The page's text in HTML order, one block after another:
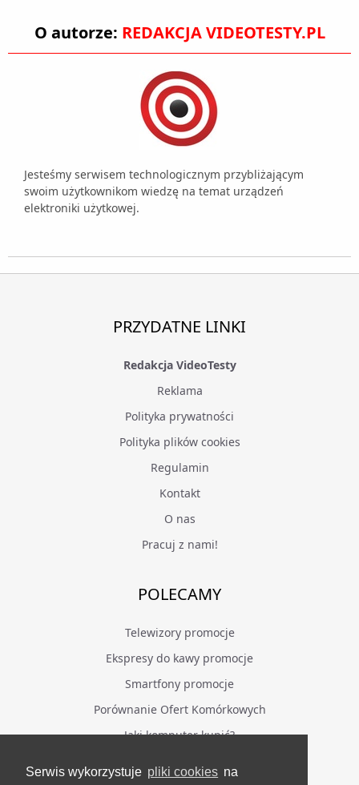
Serwis wykorzystuje pliki cookies na
O autorze: REDAKCJA VIDEOTESTY.PL
Jesteśmy serwisem technologicznym przybliżającym
swoim użytkownikom wiedzę na temat urządzeń
elektroniki użytkowej.
PRZYDATNE LINKI
Redakcja VideoTesty
Reklama
Polityka prywatności
Polityka plików cookies
Regulamin
Kontakt
O nas
Pracuj z nami!
POLECAMY
Telewizory promocje
Ekspresy do kawy promocje
Smartfony promocje
Porównanie Ofert Komórkowych
Jaki komputer kupić?